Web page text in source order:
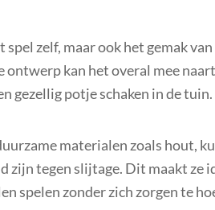
zelf, maar ook het gemak van
kan het overal mee
gezellig potje schaken in de tuin.
materialen zoals hout,
zijn tegen slijtage. Dit maakt ze
spelen zonder zich zorgen te